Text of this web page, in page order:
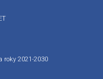
roky 2021-2030